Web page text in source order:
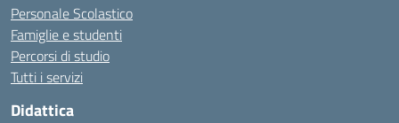
Personale Scolastico
Famiglie e studenti
Percorsi di studio
Tutti i servizi
Didattica